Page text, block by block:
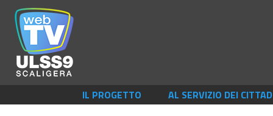
IL PROGETTO AL SERVIZIO DEI